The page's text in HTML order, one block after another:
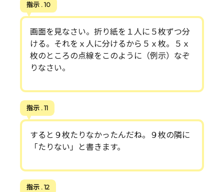
指示 . 10
画面を見なさい。折り紙を１人に５枚ずつ分
ける。それをｘ人に分けるから５ｘ枚。５ｘ
枚のところの点線をこのように（例示）なぞ
りなさい。
指示 . 11
すると９枚たりなかったんだね。９枚の隣に
「たりない」と書きます。
指示 . 12